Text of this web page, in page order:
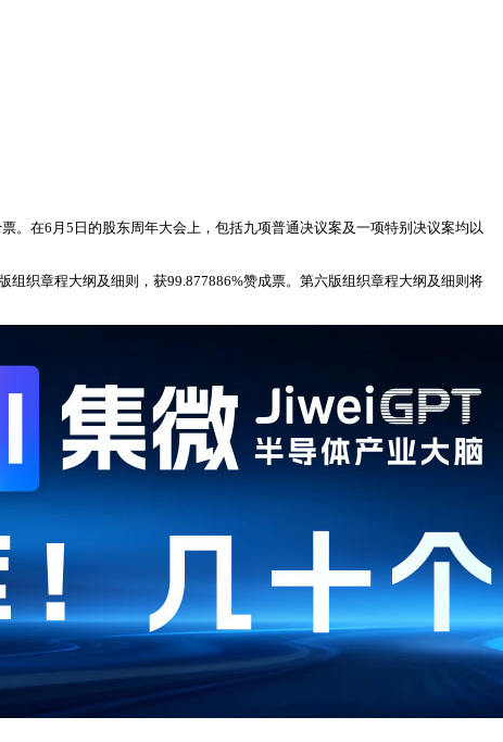
。在6月5日的股东周年大会上，包括九项普通决议案及一项特别决议案均以
织章程大纲及细则，获99.877886%赞成票。第六版组织章程大纲及细则将